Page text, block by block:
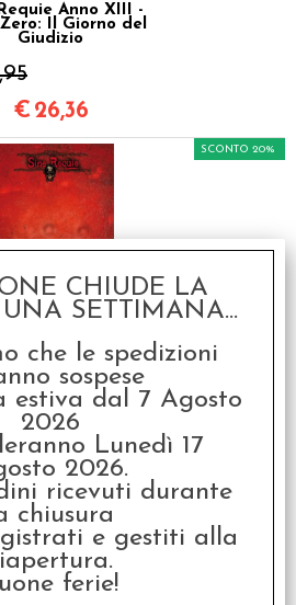
Anno XIII -
Il Giorno del
Giudizio
€ 26,36
Anno XIII -
SCONTO 20%
€31,96
acquistato questo
scelto anche questi
CHIUDE LA
SETTIMANA...
che le spedizioni
sospese
estiva dal 7 Agosto
2026
Lunedì 17
2026.
ricevuti durante
chiusura
e gestiti alla
ferie!